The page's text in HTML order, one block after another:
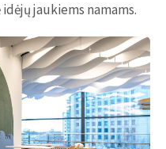
jaukiems namams.